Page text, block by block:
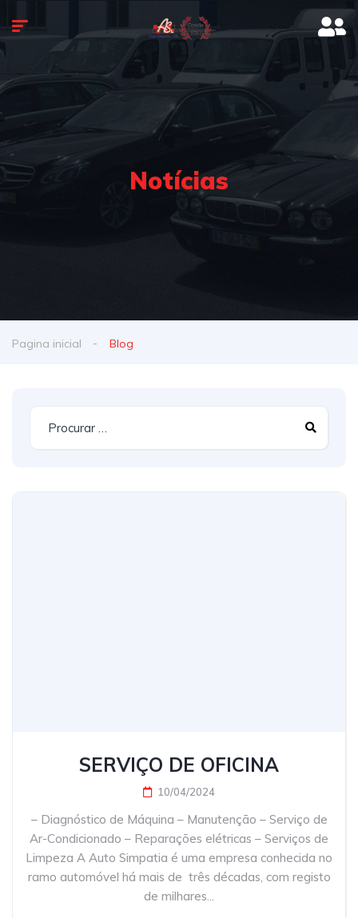
Notícias
Pagina inicial Blog
SERVIÇO DE OFICINA
10/04/2024
– Diagnóstico de Máquina – Manutenção – Serviço de
Ar-Condicionado – Reparações elétricas – Serviços de
Limpeza A Auto Simpatia é uma empresa conhecida no
ramo automóvel há mais de três décadas, com registo
de milhares...